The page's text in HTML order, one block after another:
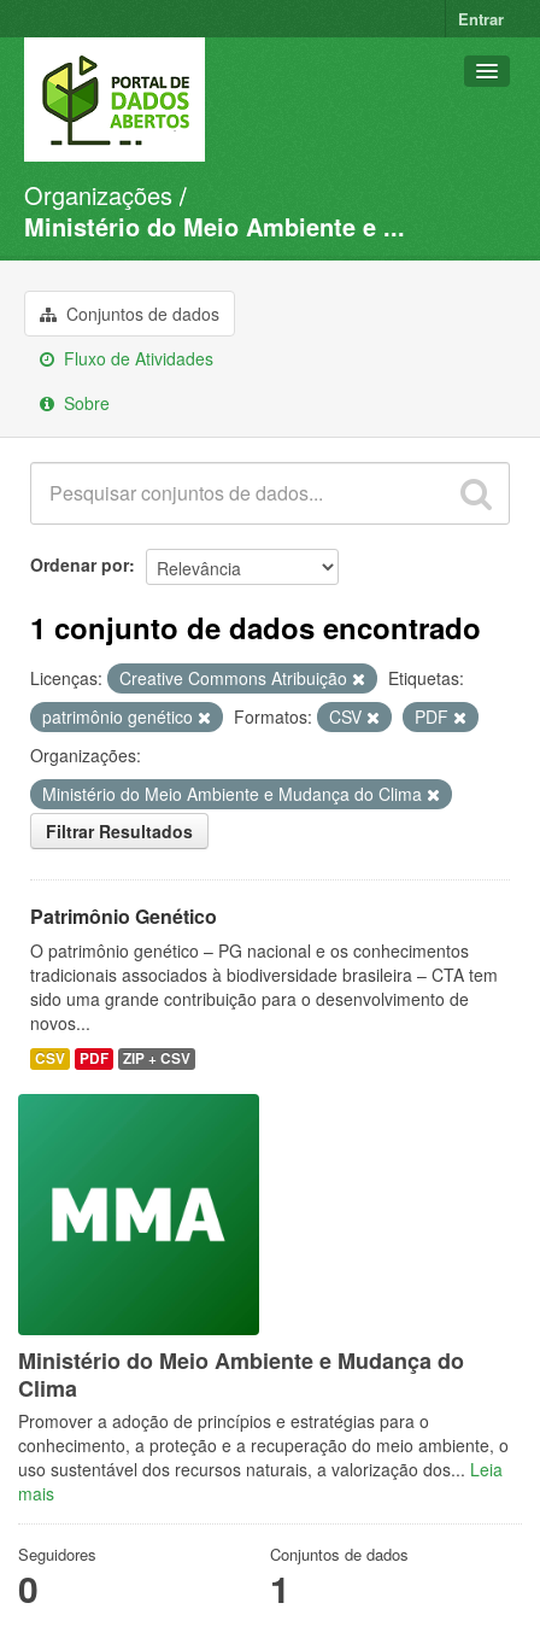
Entrar
Conjuntos de dados
Organizações
Sobre
Organizações
Ministério do Meio Ambiente e ...
Conjuntos de dados
Fluxo de Atividades
Sobre
Ordenar por
1 conjunto de dados encontrado
Licenças: Creative Commons Atribuição
Etiquetas:
patrimônio genético
Formatos: CSV
PDF
Organizações:
Ministério do Meio Ambiente e Mudança do Clima
Filtrar Resultados
Patrimônio Genético
O patrimônio genético – PG nacional e os conhecimentos
tradicionais associados à biodiversidade brasileira – CTA tem
sido uma grande contribuição para o desenvolvimento de
novos...
CSV PDF ZIP + CSV
Ministério do Meio Ambiente e Mudança do
Clima
Promover a adoção de princípios e estratégias para o
conhecimento, a proteção e a recuperação do meio ambiente, o
uso sustentável dos recursos naturais, a valorização dos... Leia
mais
Seguidores
0
Conjuntos de dados
1